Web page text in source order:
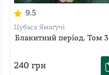
9.5
Цубаса Ямаґучі
Блакитний період. Том 3
240 грн